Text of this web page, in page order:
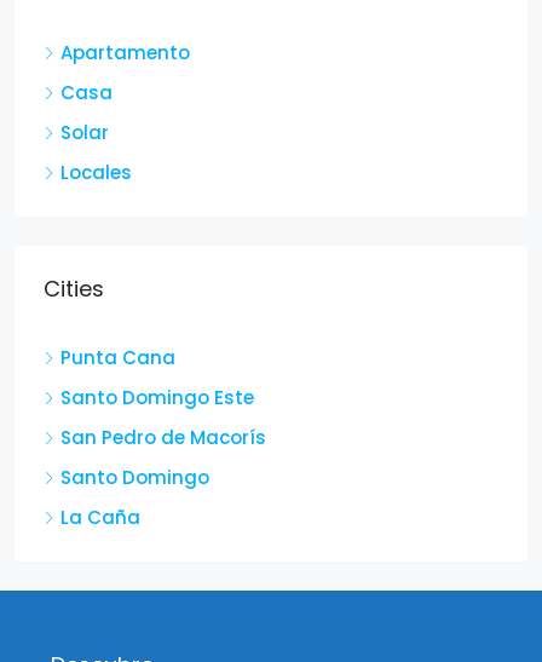
Apartamento
Casa
Solar
Locales
Cities
Punta Cana
Santo Domingo Este
San Pedro de Macorís
Santo Domingo
La Caña